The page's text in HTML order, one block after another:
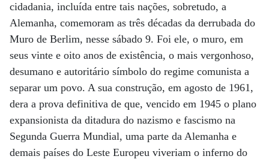
cidadania, incluída entre tais nações, sobretudo, a
Alemanha, comemoram as três décadas da derrubada do
Muro de Berlim, nesse sábado 9. Foi ele, o muro, em
seus vinte e oito anos de existência, o mais vergonhoso,
desumano e autoritário símbolo do regime comunista a
separar um povo. A sua construção, em agosto de 1961,
dera a prova definitiva de que, vencido em 1945 o plano
expansionista da ditadura do nazismo e fascismo na
Segunda Guerra Mundial, uma parte da Alemanha e
demais países do Leste Europeu viveriam o inferno do